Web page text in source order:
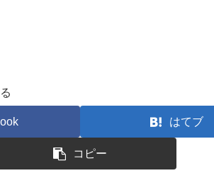
はてブ
コピー